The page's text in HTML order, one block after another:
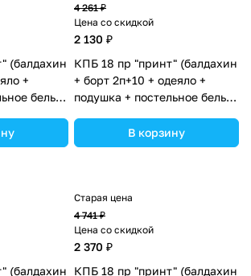
(балдахин
+
белье
в
4 261 ₽
Цена со скидкой
2 130 ₽
КПБ 18 пр "принт" (балдахин
+ борт 2п+10 + одеяло +
подушка + постельное белье
(№П207_2а10_04) цвета в
ассортименте.
В корзину
(балдахин
Старая цена
4 741 ₽
Цена со скидкой
2 370 ₽
КПБ 18 пр "принт" (балдахин